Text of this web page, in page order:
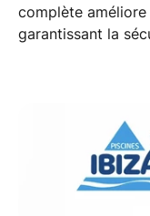
complète
garantissant la